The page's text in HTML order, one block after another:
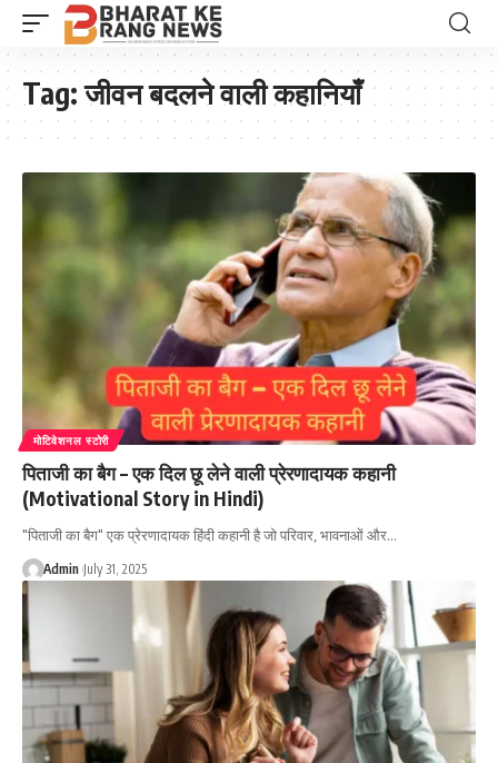
Tag:जीवन बदलने वाली कहानियाँ
मोटिवेशनल स्टोरी
पिताजी का बैग – एक दिल छू लेने वाली प्रेरणादायक कहानी
(Motivational Story in Hindi)
"पिताजी का बैग" एक प्रेरणादायक हिंदी कहानी है जो परिवार, भावनाओं और…
Admin July 31, 2025